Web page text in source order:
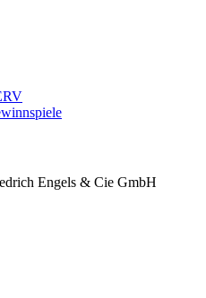
Engels & Cie GmbH